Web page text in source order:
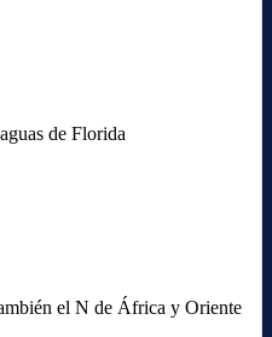
de Florida
el N de África y Oriente